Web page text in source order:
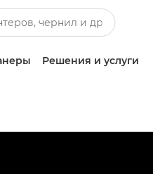
Решения и услуги